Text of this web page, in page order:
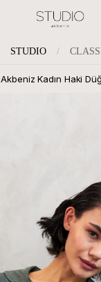
STUDIO /
Akbeniz Kadın Haki